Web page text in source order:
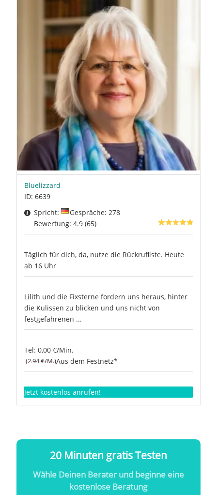
Bluelizzard
ID: 6639
Spricht:
Gespräche: 278
Bewertung: 4.9 (65)
Täglich für dich, da, nutze die Rückrufliste. Heute
ab 16 Uhr
Lilith und die Fixsterne fordern uns heraus, hinter
die Kulissen zu blicken und uns nicht von
festgefahrenen ...
Tel: 0,00 €/Min.
(2.94 €/M.)Aus dem Festnetz*
Jetzt kostenlos anrufen!
20 Minuten gratis Testen
Wähle Deinen Berater und beginne eine
kostenlose Beratung